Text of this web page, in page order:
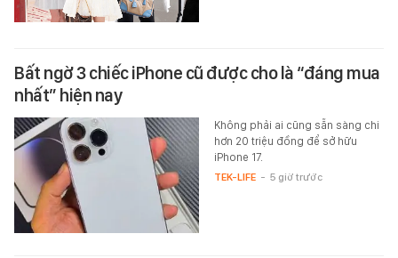
Bất ngờ 3 chiếc iPhone cũ được cho là “đáng mua
nhất” hiện nay
Không phải ai cũng sẵn sàng chi
hơn 20 triệu đồng để sở hữu
iPhone 17.
TEK-LIFE - 5 giờ trước